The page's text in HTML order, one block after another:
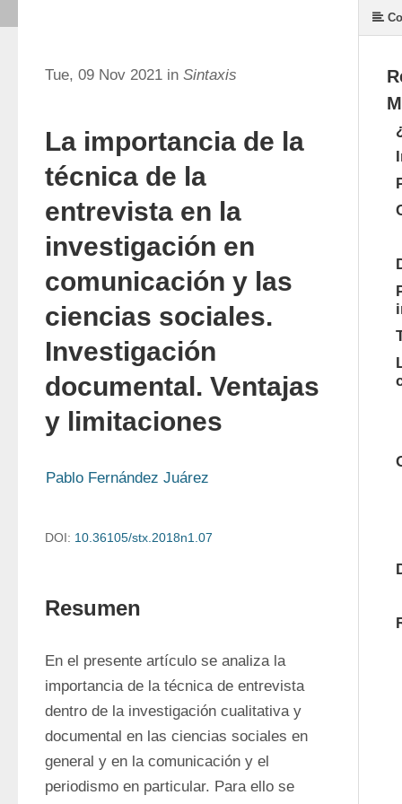
Tue, 09 Nov 2021 in Sintaxis
La importancia de la
técnica de la
entrevista en la
investigación en
comunicación y las
ciencias sociales.
Investigación
documental. Ventajas
y limitaciones
Pablo Fernández Juárez
DOI: 10.36105/stx.2018n1.07
Resumen
En el presente artículo se analiza la
importancia de la técnica de entrevista
dentro de la investigación cualitativa y
documental en las ciencias sociales en
general y en la comunicación y el
periodismo en particular. Para ello se